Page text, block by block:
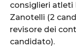
consiglieri atleti
Zanotelli (2
revisore dei
candidato).